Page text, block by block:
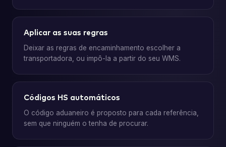
Aplicar as suas regras
Deixar as regras de encaminhamento escolher a
transportadora, ou impô-la a partir do seu WMS.
Códigos HS automáticos
O código aduaneiro é proposto para cada referência,
sem que ninguém o tenha de procurar.